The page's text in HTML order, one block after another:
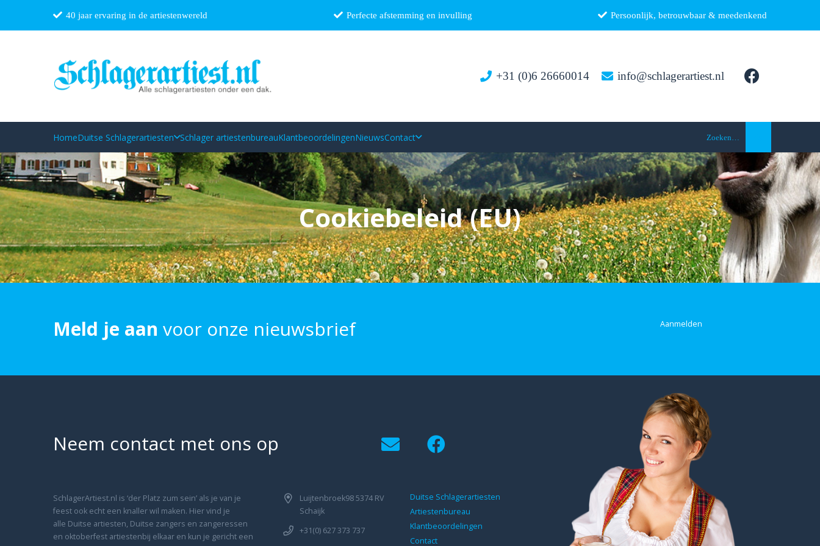
40 jaar ervaring in de artiestenwereld Perfecte afstemming en invulling Persoonlijk, betrouwbaar & meedenkend
+31 (0)6 26660014 info@schlagerartiest.nl
HomeDuitse Schlagerartiesten Schlager artiestenbureauKlantbeoordelingenNieuwsContact Zoeken…
Cookiebeleid (EU)
Meld je aan voor onze nieuwsbrief Aanmelden
Neem contact met ons op
SchlagerArtiest.nl is ‘der Platz zum sein’ als je van je
feest ook echt een knaller wil maken. Hier vind je
alle Duitse artiesten, Duitse zangers en zangeressen
en oktoberfest artiestenbij elkaar en kun je gericht een
Luijtenbroek98 5374 RV
Schaijk
+31(0) 627 373 737
Duitse Schlagerartiesten
Artiestenbureau
Klantbeoordelingen
Contact